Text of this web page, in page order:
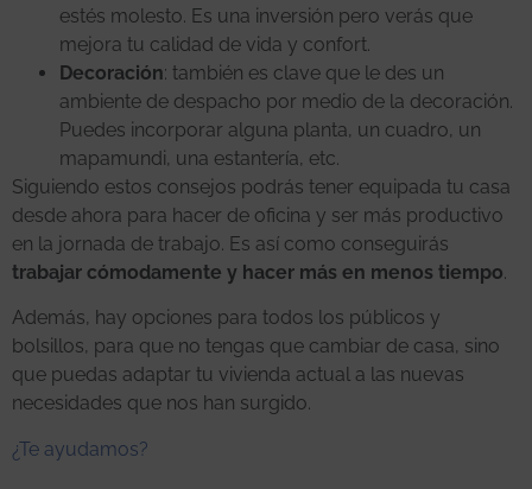
estés molesto. Es una inversión pero verás que
mejora tu calidad de vida y confort.
Decoración: también es clave que le des un
ambiente de despacho por medio de la decoración.
Puedes incorporar alguna planta, un cuadro, un
mapamundi, una estantería, etc.
Siguiendo estos consejos podrás tener equipada tu casa
desde ahora para hacer de oficina y ser más productivo
en la jornada de trabajo. Es así como conseguirás
trabajar cómodamente y hacer más en menos tiempo.
Además, hay opciones para todos los públicos y
bolsillos, para que no tengas que cambiar de casa, sino
que puedas adaptar tu vivienda actual a las nuevas
necesidades que nos han surgido.
¿Te ayudamos?